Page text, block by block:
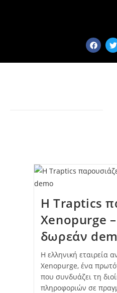
Η Traptics
Xenopurge
δωρεάν
Η ελληνική εταιρεία
Xenopurge, ένα
που συνδυάζει τη
πληροφοριών σε